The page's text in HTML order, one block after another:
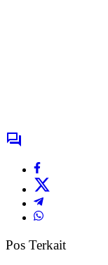
Pos Terkait